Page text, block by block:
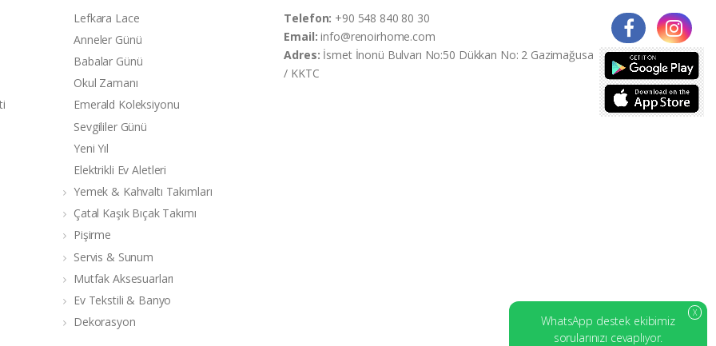
Lefkara Lace
Anneler Günü
Babalar Günü
Okul Zamanı
Emerald Koleksiyonu
Sevgililer Günü
Yeni Yıl
Elektrikli Ev Aletleri
Yemek & Kahvaltı Takımları
Çatal Kaşık Bıçak Takımı
Pişirme
Servis & Sunum
Mutfak Aksesuarları
Ev Tekstili & Banyo
Dekorasyon
Telefon: +90 548 840 80 30
Email:info@renoirhome.com
Adres: İsmet İnonü Bulvarı No:50 Dükkan No: 2 Gazimağusa
/ KKTC
X
WhatsApp destek ekibimiz
sorularınızı cevaplıyor.